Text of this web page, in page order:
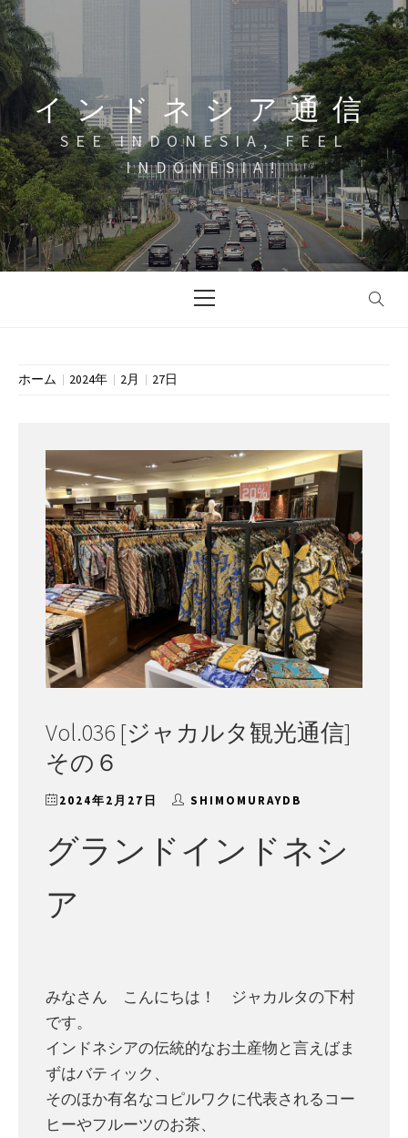
コ
ン
テ
ン
ツ
へ
ス
キ
ッ
プ
インドネシア通信
SEE INDONESIA, FEEL
INDONESIA!
イ
ホーム 2024年 2月 27日
Vol.036 [ジャカルタ観光通信]
その６
2024年2月27日 SHIMOMURAYDB
グランドインドネシ
ア
みなさん こんにちは！ ジャカルタの下村
です。
インドネシアの伝統的なお土産物と言えばま
ずはバティック、
そのほか有名なコピルワクに代表されるコー
ヒーやフルーツのお茶、